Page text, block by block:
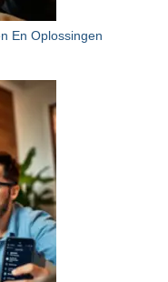
En Oplossingen